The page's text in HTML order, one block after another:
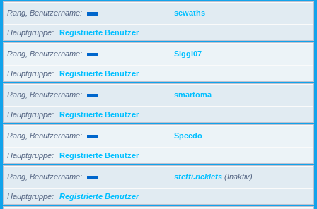
Rang, Benutzername sewaths
Hauptgruppe Registrierte Benutzer
Rang, Benutzername Siggi07
Hauptgruppe Registrierte Benutzer
Rang, Benutzername smartoma
Hauptgruppe Registrierte Benutzer
Rang, Benutzername Speedo
Hauptgruppe Registrierte Benutzer
Rang, Benutzername steffi.ricklefs (Inaktiv)
Hauptgruppe Registrierte Benutzer